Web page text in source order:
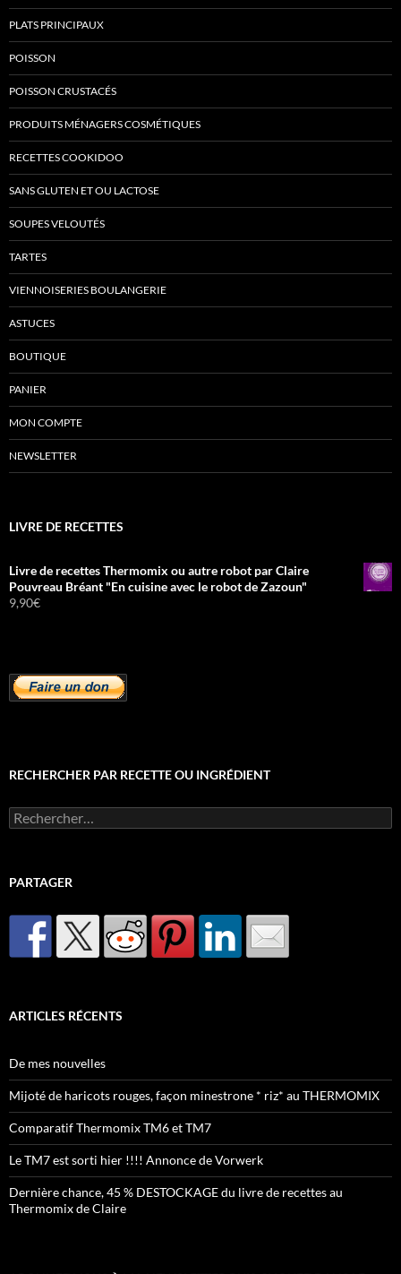
PLATS PRINCIPAUX
POISSON
POISSON CRUSTACÉS
PRODUITS MÉNAGERS COSMÉTIQUES
RECETTES COOKIDOO
SANS GLUTEN ET OU LACTOSE
SOUPES VELOUTÉS
TARTES
VIENNOISERIES BOULANGERIE
ASTUCES
BOUTIQUE
PANIER
MON COMPTE
NEWSLETTER
LIVRE DE RECETTES
Livre de recettes Thermomix ou autre robot par Claire
Pouvreau Bréant "En cuisine avec le robot de Zazoun"
9,90€
RECHERCHER PAR RECETTE OU INGRÉDIENT
Rechercher :
PARTAGER
ARTICLES RÉCENTS
De mes nouvelles
Mijoté de haricots rouges, façon minestrone * riz* au THERMOMIX
Comparatif Thermomix TM6 et TM7
Le TM7 est sorti hier !!!! Annonce de Vorwerk
Dernière chance, 45 % DESTOCKAGE du livre de recettes au
Thermomix de Claire